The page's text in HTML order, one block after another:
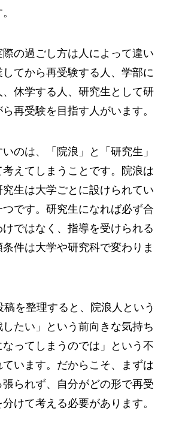
の過ごし方は人によって違い
してから再受験する人、学部に
休学する人、研究生として研
再受験を目指す人がいます。
のは、「院浪」と「研究生」
えてしまうことです。院浪は
生は大学ごとに設けられてい
です。研究生になれば必ず合
ではなく、指導を受けられる
件は大学や研究科で変わりま
を整理すると、院浪人という
たい」という前向きな気持ち
ってしまうのでは」という不
います。だからこそ、まずは
られず、自分がどの形で再受
けて考える必要があります。